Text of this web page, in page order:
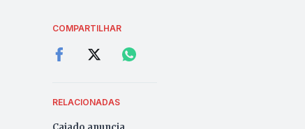
COMPARTILHAR
RELACIONADAS